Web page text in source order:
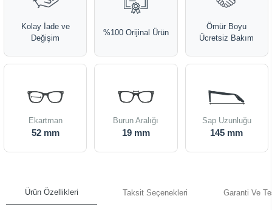
Kolay İade ve
Değişim
%100 Orijinal Ürün
Ömür Boyu
Ücretsiz Bakım
Ekartman
52 mm
Burun Aralığı
19 mm
Sap Uzunluğu
145 mm
Ürün Özellikleri Taksit Seçenekleri Garanti Ve